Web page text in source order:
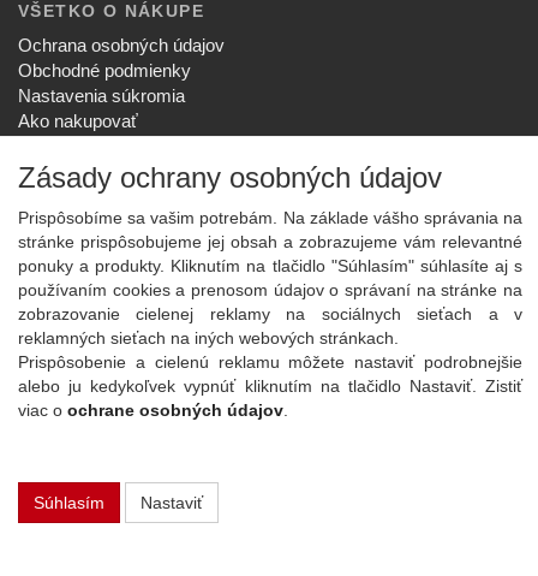
VŠETKO O NÁKUPE
Ochrana osobných údajov
Obchodné podmienky
Nastavenia súkromia
Ako nakupovať
SPOLOČNOSŤ
O nás
Kontakt
Služby
Aktuality
NOVINKY NA EMAIL
Prihlásiť
Viac informácií o tejto službe
Copyright
Zásady ochrany osobných údajov
Prispôsobíme sa vašim potrebám. Na základe vášho správania na
stránke prispôsobujeme jej obsah a zobrazujeme vám relevantné
ponuky a produkty. Kliknutím na tlačidlo "Súhlasím" súhlasíte aj s
používaním cookies a prenosom údajov o správaní na stránke na
zobrazovanie cielenej reklamy na sociálnych sieťach a v
reklamných sieťach na iných webových stránkach.
Prispôsobenie a cielenú reklamu môžete nastaviť podrobnejšie
alebo ju kedykoľvek vypnúť kliknutím na tlačidlo Nastaviť. Zistiť
viac o ochrane osobných údajov
Súhlasím Nastaviť